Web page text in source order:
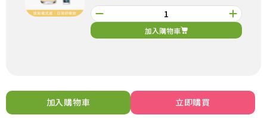
加入購物車
加入購物車 立即購買